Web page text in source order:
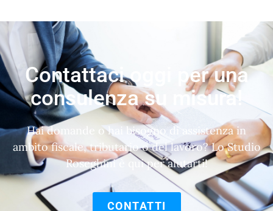
Contattaci oggi per una
consulenza su misura!
Hai domande o hai bisogno di assistenza in
ambito fiscale, tributario o del lavoro? Lo Studio
Roseghini è qui per aiutarti!
CONTATTI